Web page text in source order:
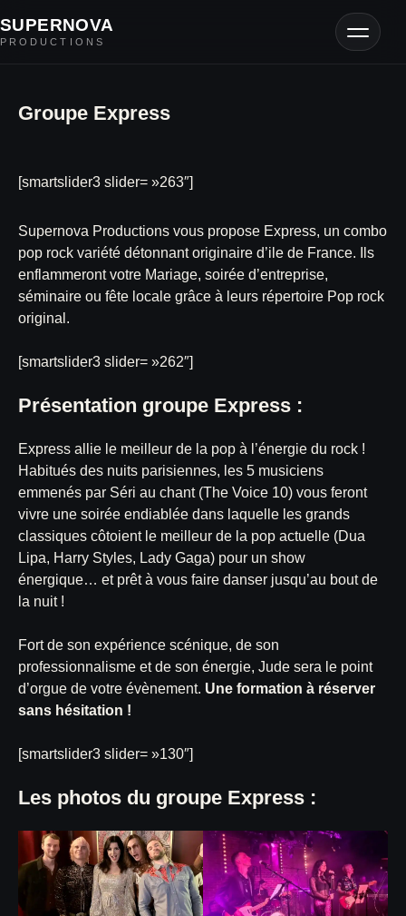
SUPERNOVA
PRODUCTIONS
Corporate
Jazz
Groupe Express
[smartslider3 slider= »263″]
Supernova Productions vous propose Express, un combo
pop rock variété détonnant originaire d’ile de France. Ils
enflammeront votre Mariage, soirée d’entreprise,
séminaire ou fête locale grâce à leurs répertoire Pop rock
original.
[smartslider3 slider= »262″]
Présentation groupe Express :
Express allie le meilleur de la pop à l’énergie du rock !
Habitués des nuits parisiennes, les 5 musiciens
emmenés par Séri au chant (The Voice 10) vous feront
vivre une soirée endiablée dans laquelle les grands
classiques côtoient le meilleur de la pop actuelle (Dua
Lipa, Harry Styles, Lady Gaga) pour un show
énergique… et prêt à vous faire danser jusqu’au bout de
la nuit !
Fort de son expérience scénique, de son
professionnalisme et de son énergie, Jude sera le point
d’orgue de votre évènement. Une formation à réserver
sans hésitation !
[smartslider3 slider= »130″]
Les photos du groupe Express :